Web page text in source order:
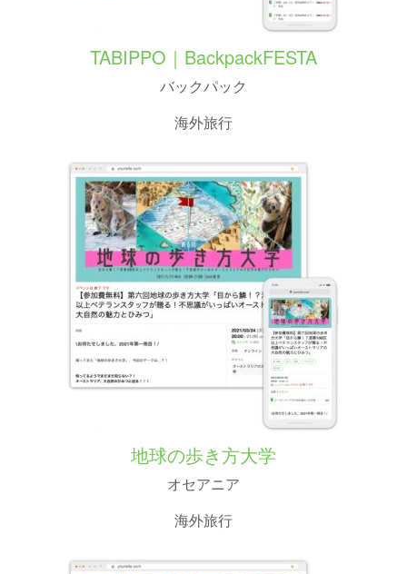
TABIPPO｜BackpackFESTA
バックパック
海外旅行
地球の歩き方大学
オセアニア
海外旅行